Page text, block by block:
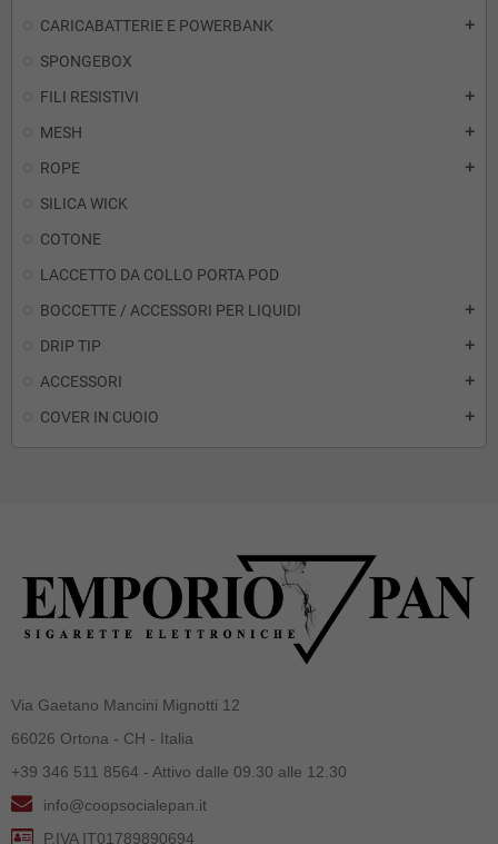
CARICABATTERIE E POWERBANK add
SPONGEBOX
FILI RESISTIVI
add
MESH add
ROPE add
SILICA WICK
COTONE
LACCETTO DA COLLO PORTA POD
BOCCETTE / ACCESSORI PER LIQUIDI
add
DRIP TIP add
ACCESSORI add
COVER IN CUOIO add
Via Gaetano Mancini Mignotti 12
66026 Ortona - CH - Italia
+39 346 511 8564 - Attivo dalle 09.30 alle 12.30
info@coopsocialepan.it
P.IVA IT01789890694